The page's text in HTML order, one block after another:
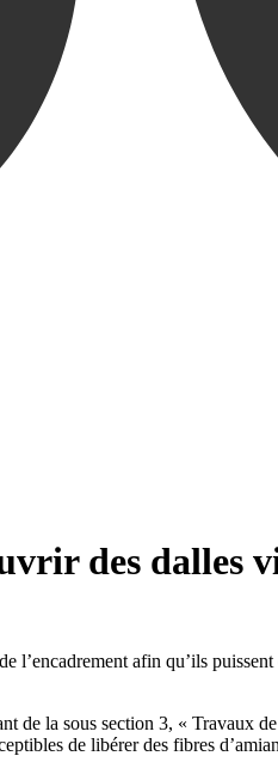
des dalles
l’encadrement afin qu’ils
de la sous section 3, « Travaux
de libérer des fibres